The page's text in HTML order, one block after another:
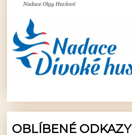
OBLÍBENÉ ODKAZY